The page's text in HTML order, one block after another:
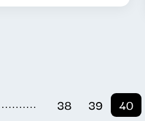
38 39 40